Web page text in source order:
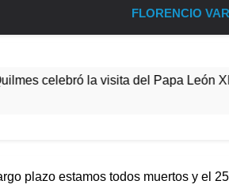
FLORENCIO
del Papa León XIV a la Argentina
plazo estamos todos muertos y el